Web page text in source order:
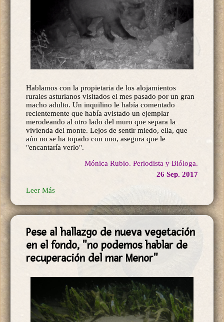
Hablamos con la propietaria de los alojamientos
rurales asturianos visitados el mes pasado por un gran
macho adulto. Un inquilino le había comentado
recientemente que había avistado un ejemplar
merodeando al otro lado del muro que separa la
vivienda del monte. Lejos de sentir miedo, ella, que
aún no se ha topado con uno, asegura que le
"encantaría verlo".
Mónica Rubio. Periodista y Bióloga.
26 Sep. 2017
Leer Más
Pese al hallazgo de nueva vegetación
en el fondo, "no podemos hablar de
recuperación del mar Menor"